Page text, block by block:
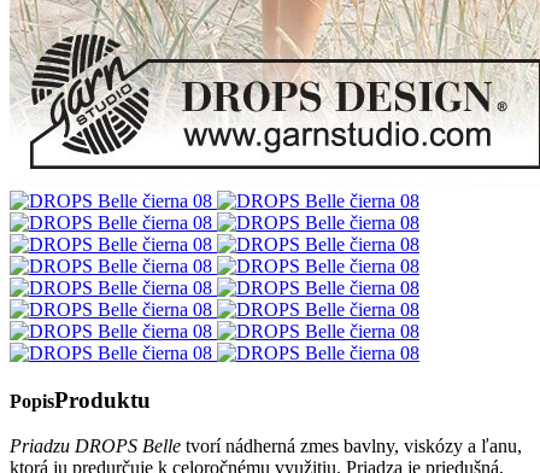
PopisProduktu
Priadzu DROPS Belle tvorí nádherná zmes bavlny, viskózy a ľanu,
ktorá ju predurčuje k celoročnému využitiu. Priadza je priedušná,